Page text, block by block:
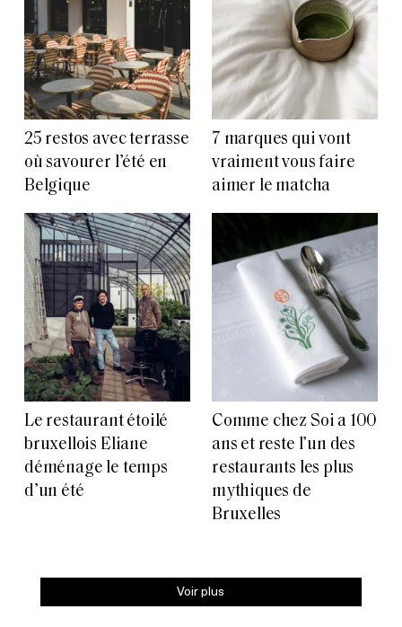
25 restos avec terrasse
où savourer l’été en
Belgique
7 marques qui vont
vraiment vous faire
aimer le matcha
Le restaurant étoilé
bruxellois Eliane
déménage le temps
d’un été
Comme chez Soi a 100
ans et reste l’un des
restaurants les plus
mythiques de
Bruxelles
Voir plus